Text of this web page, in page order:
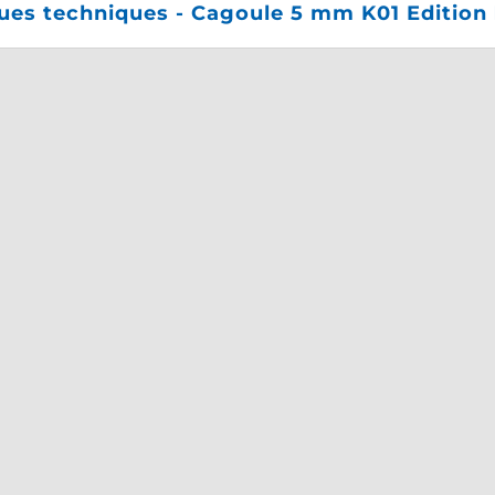
techniques - Cagoule 5 mm K01 Edition